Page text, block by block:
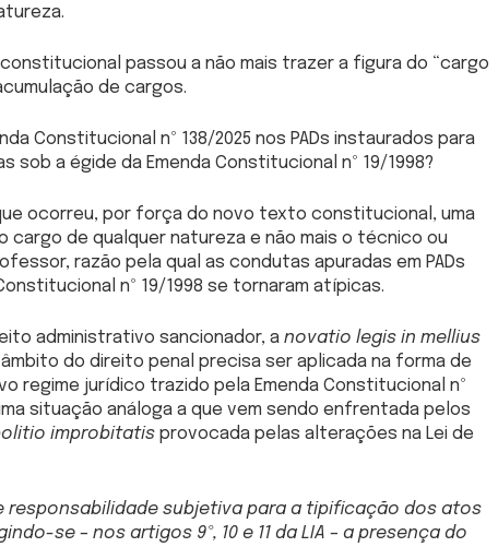
passou a não mais trazer a figura do “cargo
de cargos.
Constitucional nº 138/2025 nos PADs instaurados para
sob a égide da Emenda Constitucional nº 19/1998?
ocorreu, por força do novo texto constitucional, uma
cargo de qualquer natureza e não mais o técnico ou
razão pela qual as condutas apuradas em PADs
nº 19/1998 se tornaram atípicas.
administrativo sancionador, a novatio legis in mellius
do direito penal precisa ser aplicada na forma de
regime jurídico trazido pela Emenda Constitucional nº
situação análoga a que vem sendo enfrentada pelos
improbitatis provocada pelas alterações na Lei de
responsabilidade subjetiva para a tipificação dos atos
se – nos artigos 9º, 10 e 11 da LIA – a presença do